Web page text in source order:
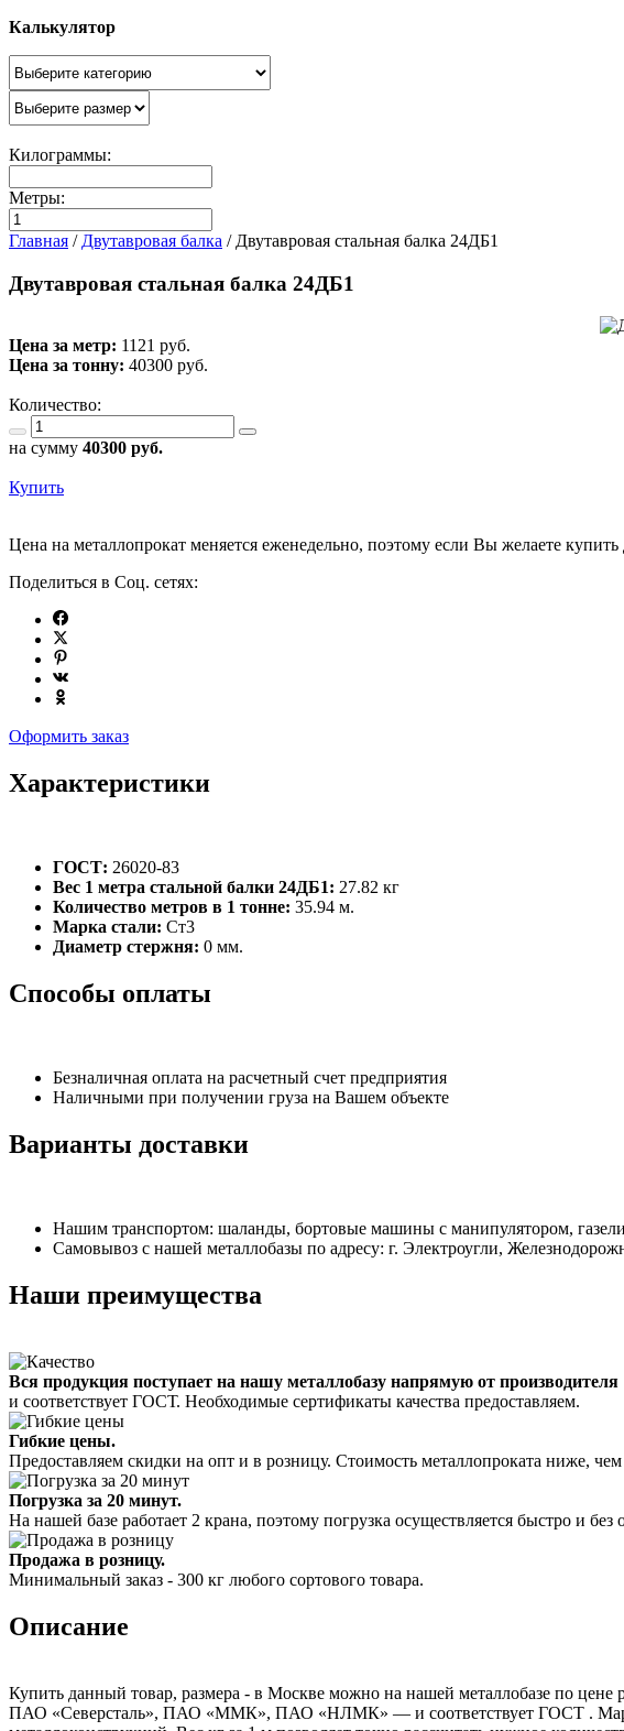
Калькулятор
Килограммы:
Метры:
Главная / Двутавровая балка / Двутавровая стальная балка 24ДБ1
Двутавровая стальная балка 24ДБ1
Цена за метр: 1121 руб.
Цена за тонну: 40300 руб.
Количество:
на сумму 40300 руб.
Купить
Цена на металлопрокат меняется еженедельно, поэтому если Вы желаете
Поделиться в Соц. сетях:
Оформить заказ
Характеристики
ГОСТ: 26020-83
Вес 1 метра стальной балки 24ДБ1: 27.82 кг
Количество метров в 1 тонне: 35.94 м.
Марка стали: Ст3
Диаметр стержня: 0 мм.
Способы оплаты
Безналичная оплата на расчетный счет предприятия
Наличными при получении груза на Вашем объекте
Варианты доставки
Нашим транспортом: шаланды, бортовые машины с манипулятором,
Самовывоз с нашей металлобазы по адресу: г. Электроугли,
Наши преимущества
Вся продукция поступает на нашу металлобазу напрямую от производителя
и соответствует ГОСТ. Необходимые сертификаты качества предоставляем.
Гибкие цены.
Предоставляем скидки на опт и в розницу. Стоимость металлопроката ниже,
Погрузка за 20 минут.
На нашей базе работает 2 крана, поэтому погрузка осуществляется быстро и без
Продажа в розницу.
Минимальный заказ - 300 кг любого сортового товара.
Описание
Купить данный товар, размера - в Москве можно на нашей металлобазе по
ПАО «Северсталь», ПАО «ММК», ПАО «НЛМК» — и соответствует ГОСТ . Марка